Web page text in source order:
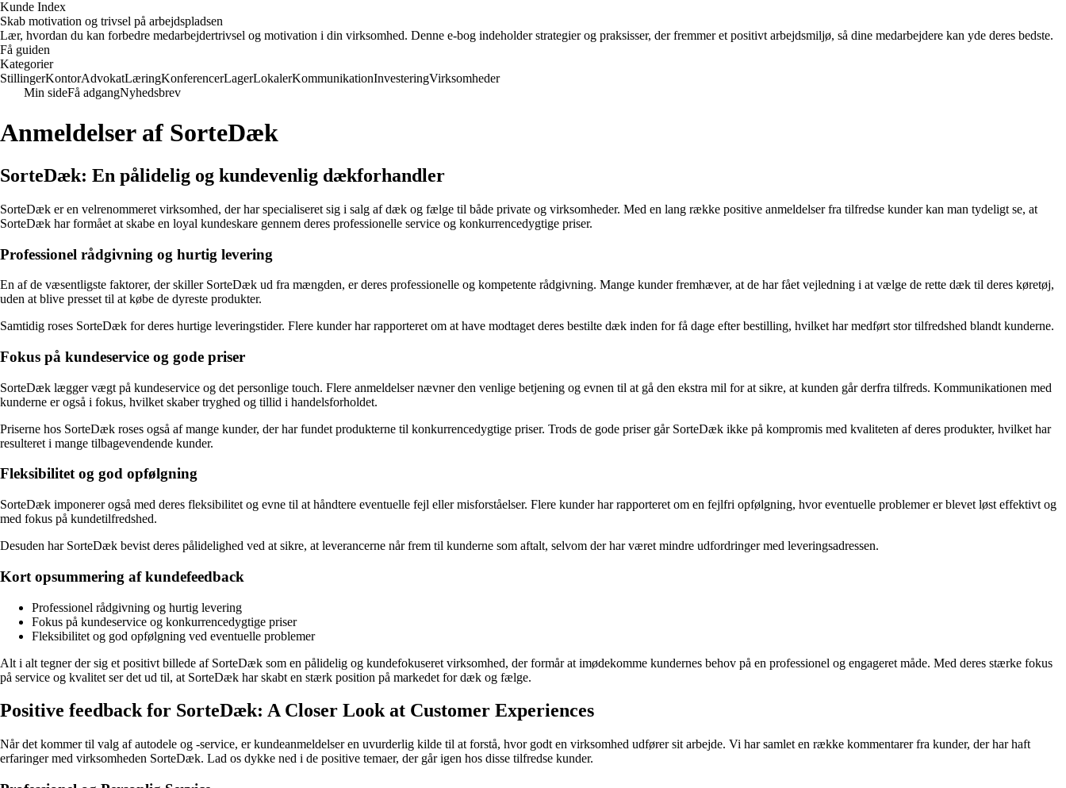
Kunde Index
Skab motivation og trivsel på arbejdspladsen
Lær, hvordan du kan forbedre medarbejdertrivsel og motivation i din virksomhed. Denne e-bog indeholder strategier og praksisser, der fremmer et positivt arbejdsmiljø, så dine medarbejdere kan yde deres bedste.
Få guiden
Kategorier
StillingerKontorAdvokatLæringKonferencerLagerLokalerKommunikationInvesteringVirksomheder
Min sideFå adgangNyhedsbrev
Anmeldelser af SorteDæk
SorteDæk: En pålidelig og kundevenlig dækforhandler
SorteDæk er en velrenommeret virksomhed, der har specialiseret sig i salg af dæk og fælge til både private og virksomheder. Med en lang række positive anmeldelser fra tilfredse kunder kan man tydeligt se, at
SorteDæk har formået at skabe en loyal kundeskare gennem deres professionelle service og konkurrencedygtige priser.
Professionel rådgivning og hurtig levering
En af de væsentligste faktorer, der skiller SorteDæk ud fra mængden, er deres professionelle og kompetente rådgivning. Mange kunder fremhæver, at de har fået vejledning i at vælge de rette dæk til deres køretøj,
uden at blive presset til at købe de dyreste produkter.
Samtidig roses SorteDæk for deres hurtige leveringstider. Flere kunder har rapporteret om at have modtaget deres bestilte dæk inden for få dage efter bestilling, hvilket har medført stor tilfredshed blandt kunderne.
Fokus på kundeservice og gode priser
SorteDæk lægger vægt på kundeservice og det personlige touch. Flere anmeldelser nævner den venlige betjening og evnen til at gå den ekstra mil for at sikre, at kunden går derfra tilfreds. Kommunikationen med
kunderne er også i fokus, hvilket skaber tryghed og tillid i handelsforholdet.
Priserne hos SorteDæk roses også af mange kunder, der har fundet produkterne til konkurrencedygtige priser. Trods de gode priser går SorteDæk ikke på kompromis med kvaliteten af deres produkter, hvilket har
resulteret i mange tilbagevendende kunder.
Fleksibilitet og god opfølgning
SorteDæk imponerer også med deres fleksibilitet og evne til at håndtere eventuelle fejl eller misforståelser. Flere kunder har rapporteret om en fejlfri opfølgning, hvor eventuelle problemer er blevet løst effektivt og
med fokus på kundetilfredshed.
Desuden har SorteDæk bevist deres pålidelighed ved at sikre, at leverancerne når frem til kunderne som aftalt, selvom der har været mindre udfordringer med leveringsadressen.
Kort opsummering af kundefeedback
Professionel rådgivning og hurtig levering
Fokus på kundeservice og konkurrencedygtige priser
Fleksibilitet og god opfølgning ved eventuelle problemer
Alt i alt tegner der sig et positivt billede af SorteDæk som en pålidelig og kundefokuseret virksomhed, der formår at imødekomme kundernes behov på en professionel og engageret måde. Med deres stærke fokus
på service og kvalitet ser det ud til, at SorteDæk har skabt en stærk position på markedet for dæk og fælge.
Positive feedback for SorteDæk: A Closer Look at Customer Experiences
Når det kommer til valg af autodele og -service, er kundeanmeldelser en uvurderlig kilde til at forstå, hvor godt en virksomhed udfører sit arbejde. Vi har samlet en række kommentarer fra kunder, der har haft
erfaringer med virksomheden SorteDæk. Lad os dykke ned i de positive temaer, der går igen hos disse tilfredse kunder.